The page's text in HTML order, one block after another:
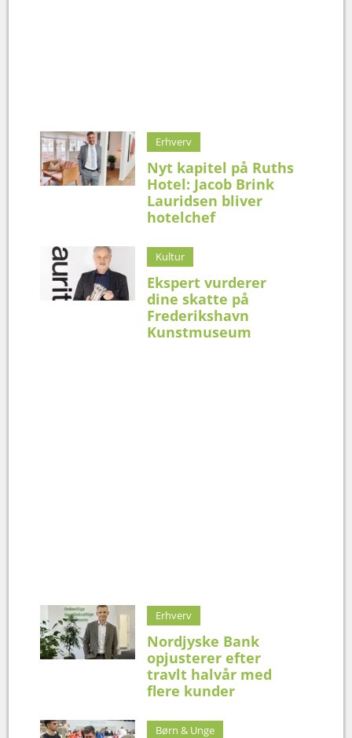
Erhverv
Nyt kapitel på Ruths
Hotel: Jacob Brink
Lauridsen bliver
hotelchef
Kultur
Ekspert vurderer
dine skatte på
Frederikshavn
Kunstmuseum
Erhverv
Nordjyske Bank
opjusterer efter
travlt halvår med
flere kunder
Børn & Unge